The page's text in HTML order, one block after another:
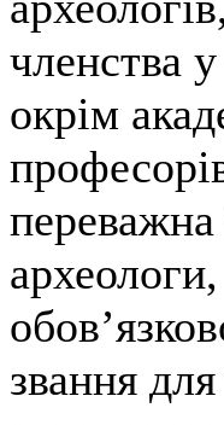
членства
окрім
звання